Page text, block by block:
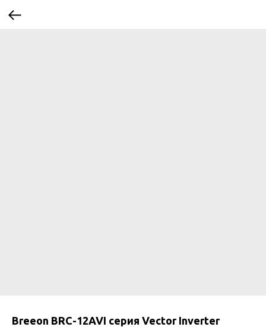
Breeon BRC-12AVI серия Vector Inverter